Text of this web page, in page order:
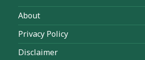
About
Privacy Policy
Disclaimer